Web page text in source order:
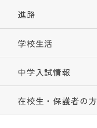
進路
学校生活
中学入試情報
在校生・保護者の方